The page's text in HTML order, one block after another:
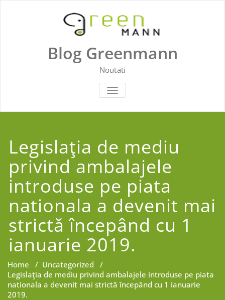
Blog Greenmann
Noutati
TOGGLE
NAVIGATION
Legislaţia de mediu
privind ambalajele
introduse pe piata
nationala a devenit mai
strictă începând cu 1
ianuarie 2019.
Home / Uncategorized /
Legislaţia de mediu privind ambalajele introduse pe piata
nationala a devenit mai strictă începând cu 1 ianuarie
2019.